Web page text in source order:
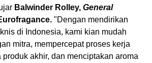
Balwinder Rolley, General
"Dengan mendirikan
di Indonesia, kami kian mudah
mitra, mempercepat proses kerja
akhir, dan menciptakan aroma